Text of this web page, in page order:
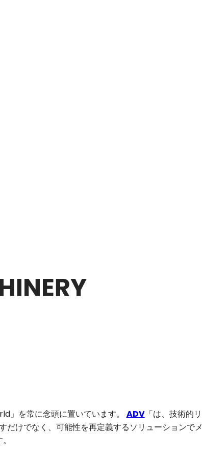
」を常に念頭に置いています。 ADV「は、技術的リ
けでなく、可能性を再定義するソリューションでメ